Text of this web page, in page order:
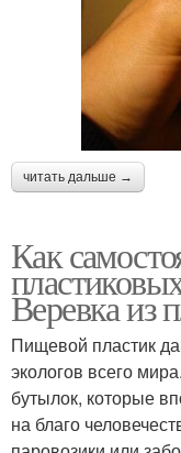
читать дальше →
Как
Веревка из
Пищевой пластик
экологов всего
бутылок, которые
на благо